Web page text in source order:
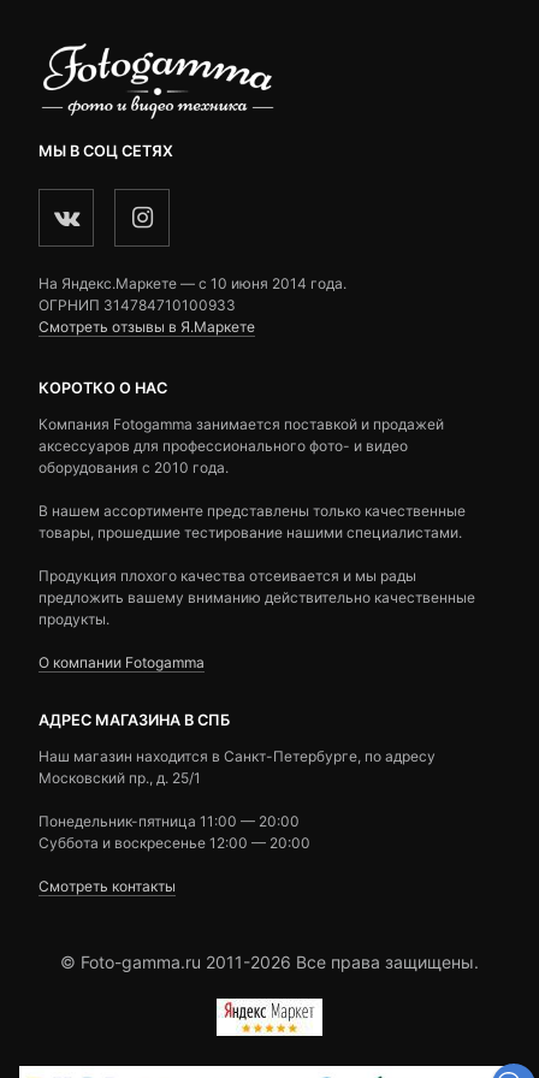
МЫ В СОЦ СЕТЯХ
На Яндекс.Маркете — c 10 июня 2014 года.
ОГРНИП 314784710100933
Смотреть отзывы в Я.Маркете
КОРОТКО О НАС
Компания Fotogamma занимается поставкой и продажей
аксессуаров для профессионального фото- и видео
оборудования с 2010 года.
В нашем ассортименте представлены только качественные
товары, прошедшие тестирование нашими специалистами.
Продукция плохого качества отсеивается и мы рады
предложить вашему вниманию действительно качественные
продукты.
О компании Fotogamma
АДРЕС МАГАЗИНА В СПБ
Наш магазин находится в Санкт-Петербурге, по адресу
Московский пр., д. 25/1
Понедельник-пятница 11:00 — 20:00
Суббота и воскресенье 12:00 — 20:00
Смотреть контакты
© Foto-gamma.ru 2011-2026 Все права защищены.